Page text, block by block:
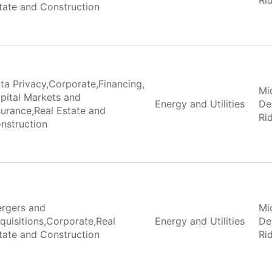
and Construction
Privacy,Corporate,Financing,
Markets and
Estate and
Energy and Utilities
and
and Construction
Energy and Utilities